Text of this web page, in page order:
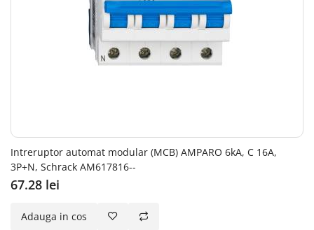
Intreruptor automat modular (MCB) AMPARO 6kA, C 16A,
3P+N, Schrack AM617816--
67.28 lei
Adauga in cos